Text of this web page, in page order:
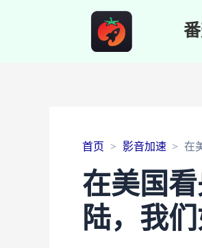
首页 影音加速 在
在美国
陆，我